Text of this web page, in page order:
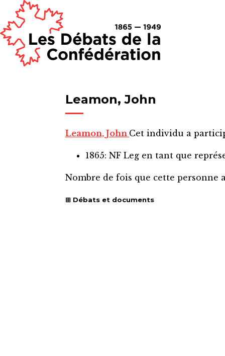
Leamon, John
Leamon, John Cet individu a
1865: NF Leg en tant que
Nombre de fois que cette personne
Débats et documents